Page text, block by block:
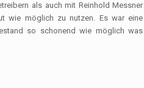
als auch mit Reinhold Messner
wie möglich zu nutzen. Es war eine
so schonend wie möglich was